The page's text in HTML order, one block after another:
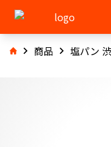
商品 塩パン